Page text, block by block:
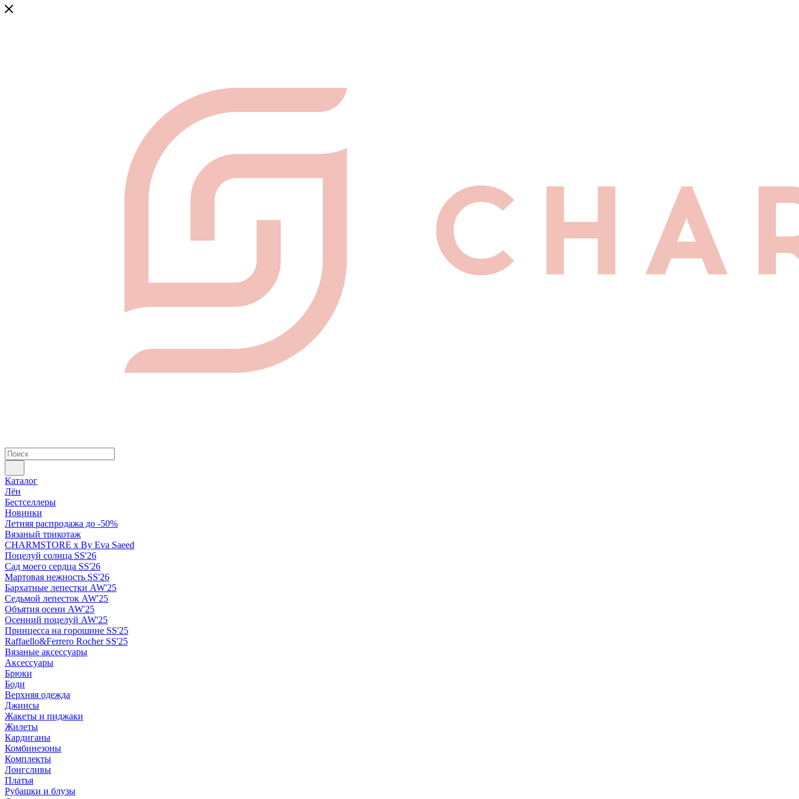
Каталог
Лён
Бестселлеры
Новинки
Летняя распродажа до -50%
Вязаный трикотаж
CHARMSTORE х By Eva Saeed
Поцелуй солнца SS'26
Сад моего сердца SS'26
Мартовая нежность SS'26
Бархатные лепестки AW'25
Седьмой лепесток AW'25
Объятия осени AW'25
Осенний поцелуй AW'25
Принцесса на горошине SS'25
Raffaello&Ferrero Rocher SS'25
Вязаные аксессуары
Аксессуары
Брюки
Боди
Верхняя одежда
Джинсы
Жакеты и пиджаки
Жилеты
Кардиганы
Комбинезоны
Комплекты
Лонгсливы
Платья
Рубашки и блузы